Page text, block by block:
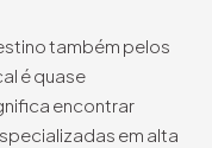
também pelos
é quase
encontrar
em alta